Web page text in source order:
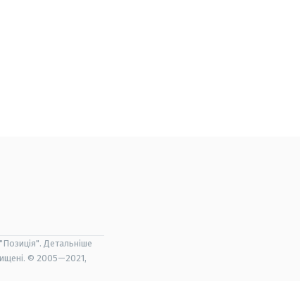
Детальніше
© 2005—2021,